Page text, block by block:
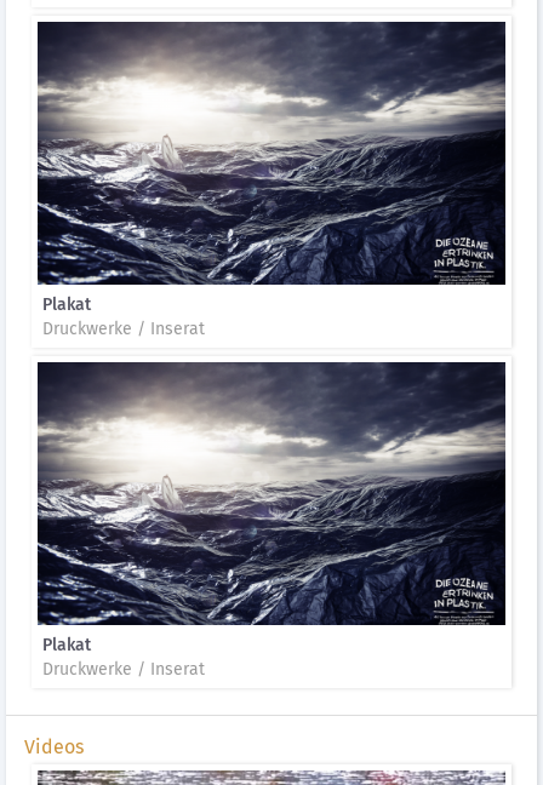
Plakat
Druckwerke / Inserat
Plakat
Druckwerke / Inserat
Videos